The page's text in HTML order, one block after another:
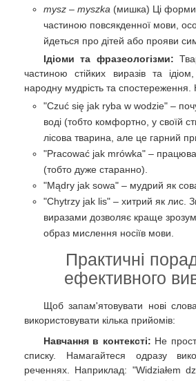
mysz – myszka (мишка) Ці
частиною повсякденної мови,
йдеться про дітей або прояви
Ідіоми та фразеологізми:
частиною стійких виразів та
народну мудрість та спостереження.
"Czuć się jak ryba w wodzie" –
воді (тобто комфортно, у своїй
лісова тварина, але це гарний
"Pracować jak mrówka" –
(тобто дуже старанно).
"Mądry jak sowa" – мудрий як
"Chytrzy jak lis" – хитрий як лис.
виразами дозволяє краще
образ мислення носіїв мови.
Практичні
ефективного
Щоб запам'ятовувати нові
використовувати кілька прийомів:
Навчання в контексті: Не
списку. Намагайтеся одразу
реченнях. Наприклад: "Widziałem